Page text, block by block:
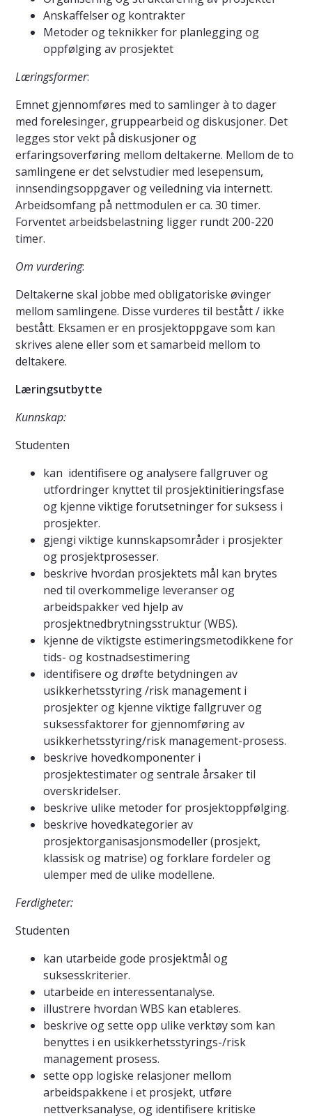
Anskaffelser og kontrakter
Metoder og teknikker for planlegging og
oppfølging av prosjektet
Læringsformer:
Emnet gjennomføres med to samlinger à to dager
med forelesinger, gruppearbeid og diskusjoner. Det
legges stor vekt på diskusjoner og
erfaringsoverføring mellom deltakerne. Mellom de to
samlingene er det selvstudier med lesepensum,
innsendingsoppgaver og veiledning via internett.
Arbeidsomfang på nettmodulen er ca. 30 timer.
Forventet arbeidsbelastning ligger rundt 200-220
timer.
Om vurdering:
Deltakerne skal jobbe med obligatoriske øvinger
mellom samlingene. Disse vurderes til bestått / ikke
bestått. Eksamen er en prosjektoppgave som kan
skrives alene eller som et samarbeid mellom to
deltakere.
Læringsutbytte
Kunnskap:
Studenten
kan identifisere og analysere fallgruver og
utfordringer knyttet til prosjektinitieringsfase
og kjenne viktige forutsetninger for suksess i
prosjekter.
gjengi viktige kunnskapsområder i prosjekter
og prosjektprosesser.
beskrive hvordan prosjektets mål kan brytes
ned til overkommelige leveranser og
arbeidspakker ved hjelp av
prosjektnedbrytningsstruktur (WBS).
kjenne de viktigste estimeringsmetodikkene for
tids- og kostnadsestimering
identifisere og drøfte betydningen av
usikkerhetsstyring /risk management i
prosjekter og kjenne viktige fallgruver og
suksessfaktorer for gjennomføring av
usikkerhetsstyring/risk management-prosess.
beskrive hovedkomponenter i
prosjektestimater og sentrale årsaker til
overskridelser.
beskrive ulike metoder for prosjektoppfølging.
beskrive hovedkategorier av
prosjektorganisasjonsmodeller (prosjekt,
klassisk og matrise) og forklare fordeler og
ulemper med de ulike modellene.
Ferdigheter:
Studenten
kan utarbeide gode prosjektmål og
suksesskriterier.
utarbeide en interessentanalyse.
illustrere hvordan WBS kan etableres.
beskrive og sette opp ulike verktøy som kan
benyttes i en usikkerhetsstyrings-/risk
management prosess.
sette opp logiske relasjoner mellom
arbeidspakkene i et prosjekt, utføre
nettverksanalyse, og identifisere kritiske